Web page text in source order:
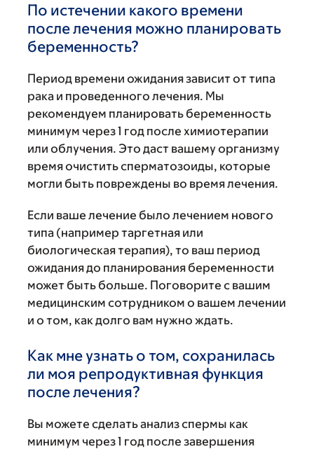
По истечении какого времени
после лечения можно планировать
беременность?
Период времени ожидания зависит от типа
рака и проведенного лечения. Мы
рекомендуем планировать беременность
минимум через 1 год после химиотерапии
или облучения. Это даст вашему организму
время очистить сперматозоиды, которые
могли быть повреждены во время лечения.
Если ваше лечение было лечением нового
типа (например таргетная или
биологическая терапия), то ваш период
ожидания до планирования беременности
может быть больше. Поговорите с вашим
медицинским сотрудником о вашем лечении
и о том, как долго вам нужно ждать.
Как мне узнать о том, сохранилась
ли моя репродуктивная функция
после лечения?
Вы можете сделать анализ спермы как
минимум через 1 год после завершения